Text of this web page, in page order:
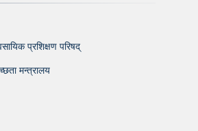
प्रशिक्षण परिषद्
मन्त्रालय